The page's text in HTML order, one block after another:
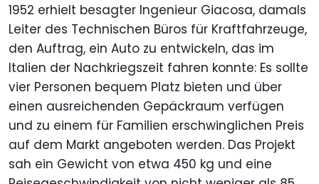
1952 erhielt besagter Ingenieur Giacosa, damals
Leiter des Technischen Büros für Kraftfahrzeuge,
den Auftrag, ein Auto zu entwickeln, das im
Italien der Nachkriegszeit fahren konnte: Es sollte
vier Personen bequem Platz bieten und über
einen ausreichenden Gepäckraum verfügen
und zu einem für Familien erschwinglichen Preis
auf dem Markt angeboten werden. Das Projekt
sah ein Gewicht von etwa 450 kg und eine